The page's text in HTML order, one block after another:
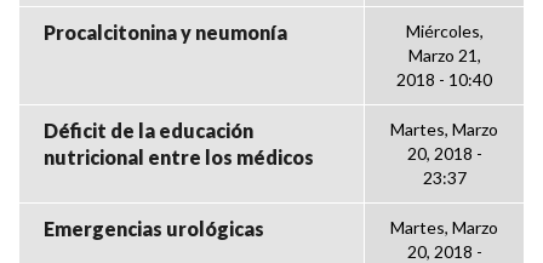
Procalcitonina y neumonía
Miércoles,
Marzo 21,
2018 - 10:40
Déficit de la educación
nutricional entre los médicos
Martes, Marzo
20, 2018 -
23:37
Emergencias urológicas
Martes, Marzo
20, 2018 -